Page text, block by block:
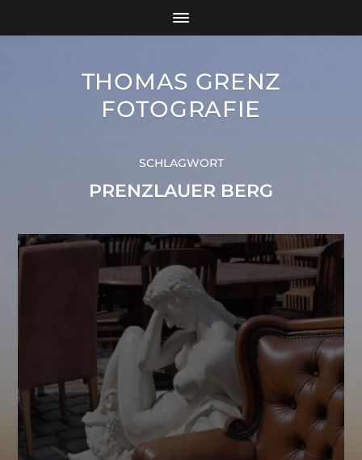
THOMAS GRENZ
FOTOGRAFIE
SCHLAGWORT
PRENZLAUER BERG